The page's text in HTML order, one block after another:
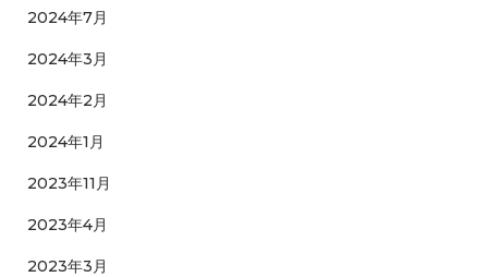
2024年7月
2024年3月
2024年2月
2024年1月
2023年11月
2023年4月
2023年3月